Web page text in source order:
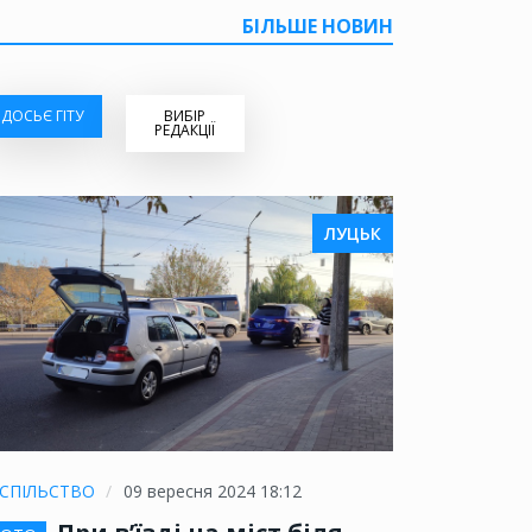
БІЛЬШЕ НОВИН
ДОСЬЄ ГІТУ ВИБІР
РЕДАКЦІЇ
ЛУЦЬК
09 вересня 2024 18:12